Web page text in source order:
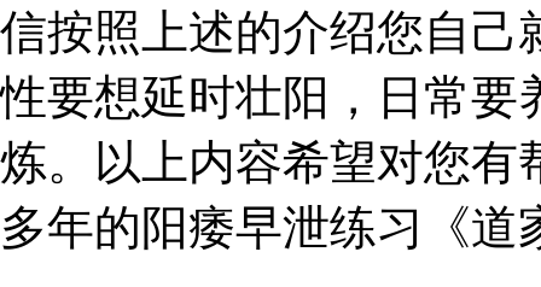
信按照上述的介绍您自己
性要想延时壮阳，日常要
炼。以上内容希望对您有
多年的阳痿早泄练习《道